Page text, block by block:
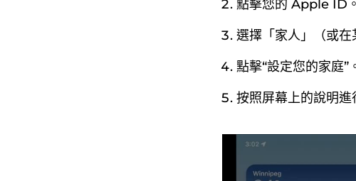
點擊您的 Apple ID。
選擇「家人」（或在
點擊“設定您的家庭”
按照屏幕上的說明進